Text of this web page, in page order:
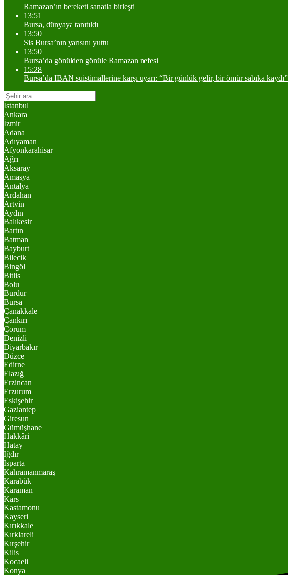
Ramazan’ın bereketi sanatla birleşti
13:51
Bursa, dünyaya tanıtıldı
13:50
Sis Bursa’nın yarısını yuttu
13:50
Bursa’da gönülden gönüle Ramazan nefesi
15:28
Bursa’da IBAN suistimallerine karşı uyarı: “Bir günlük gelir, bir ömür sabıka kaydı”
İstanbul
Ankara
İzmir
Adana
Adıyaman
Afyonkarahisar
Ağrı
Aksaray
Amasya
Antalya
Ardahan
Artvin
Aydın
Balıkesir
Bartın
Batman
Bayburt
Bilecik
Bingöl
Bitlis
Bolu
Burdur
Bursa
Çanakkale
Çankırı
Çorum
Denizli
Diyarbakır
Düzce
Edirne
Elazığ
Erzincan
Erzurum
Eskişehir
Gaziantep
Giresun
Gümüşhane
Hakkâri
Hatay
Iğdır
Isparta
Kahramanmaraş
Karabük
Karaman
Kars
Kastamonu
Kayseri
Kırıkkale
Kırklareli
Kırşehir
Kilis
Kocaeli
Konya